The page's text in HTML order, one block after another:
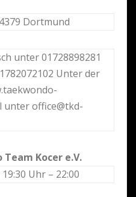
Dortmund
unter 01728898281
Unter der
unter office@tkd-
Kocer e.V.
Uhr – 22:00